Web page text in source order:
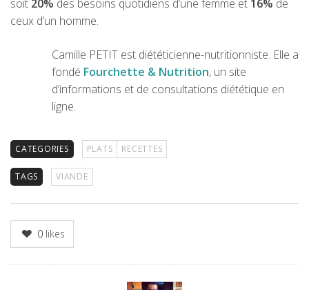
soit 20% des besoins quotidiens d’une femme et 16% de
ceux d’un homme.
Camille PETIT est diététicienne-nutritionniste. Elle a
fondé Fourchette & Nutrition, un site
d’informations et de consultations diététique en
ligne.
CATEGORIES PLATS RECETTES
TAGS VIANDE
0 likes